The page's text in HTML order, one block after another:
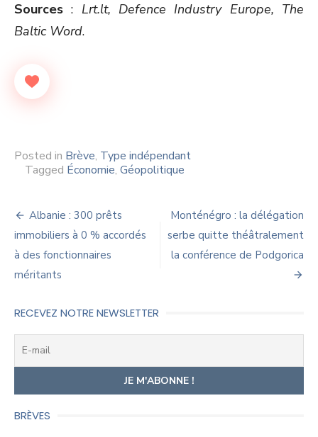
Sources : Lrt.lt, Defence Industry Europe, The
Baltic Word.
Posted in Brève, Type indépendant
Tagged Économie, Géopolitique
Navigation
de
l’article
Albanie : 300 prêts
immobiliers à 0 % accordés
à des fonctionnaires
méritants
Monténégro : la délégation
serbe quitte théâtralement
la conférence de Podgorica
RECEVEZ NOTRE NEWSLETTER
BRÈVES